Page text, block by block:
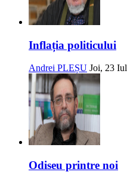
Inflația politicului
Andrei PLEȘU Joi, 23 Iul
Odiseu printre noi